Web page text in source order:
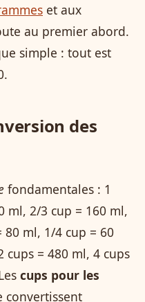
et aux
au premier abord.
simple : tout est
des
fondamentales : 1
ml, 2/3 cup = 160 ml,
80 ml, 1/4 cup = 60
cups = 480 ml, 4 cups
cups pour les
convertissent